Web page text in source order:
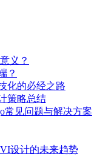
义？
？
化的必经之路
策略总结
常见问题与解决方案
设计的未来趋势​